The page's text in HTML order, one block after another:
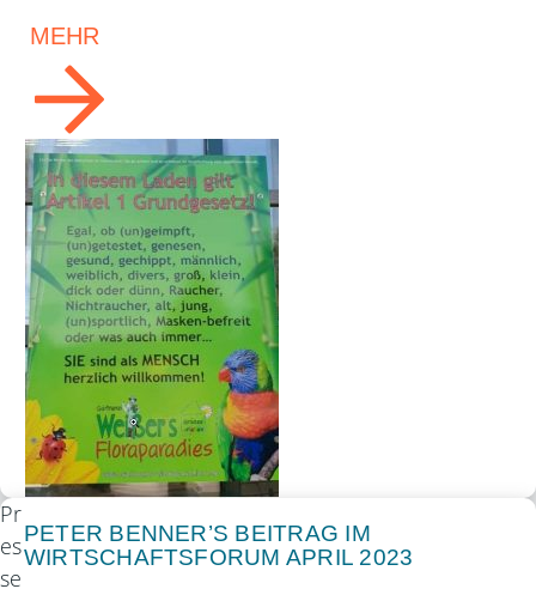
MEHR
Pr
es
se
PETER BENNER’S BEITRAG IM
WIRTSCHAFTSFORUM APRIL 2023